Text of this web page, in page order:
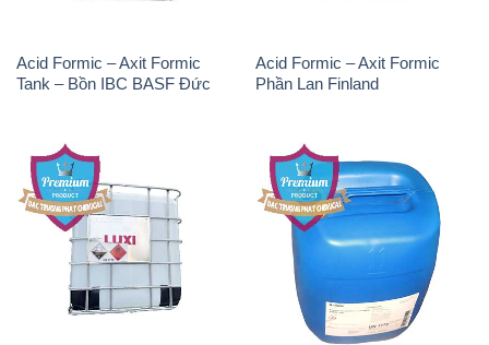
Acid Formic – Axit Formic
Tank – Bồn IBC BASF Đức
Acid Formic – Axit Formic
Phần Lan Finland